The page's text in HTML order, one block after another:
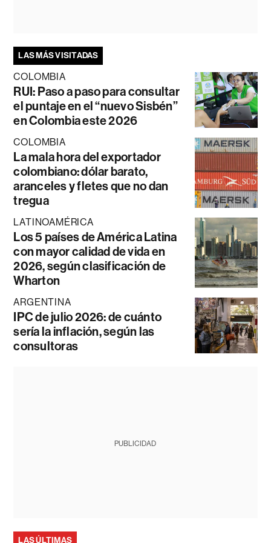
LAS MÁS VISITADAS
COLOMBIA
RUI: Paso a paso para consultar
el puntaje en el “nuevo Sisbén”
en Colombia este 2026
COLOMBIA
La mala hora del exportador
colombiano: dólar barato,
aranceles y fletes que no dan
tregua
LATINOAMÉRICA
Los 5 países de América Latina
con mayor calidad de vida en
2026, según clasificación de
Wharton
ARGENTINA
IPC de julio 2026: de cuánto
sería la inflación, según las
consultoras
PUBLICIDAD
LAS ÚLTIMAS